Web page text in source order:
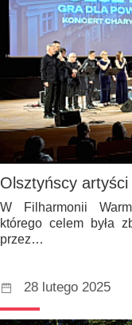
Olsztyńscy
W Filharmonii
którego celem była
przez…
28 lutego 2025